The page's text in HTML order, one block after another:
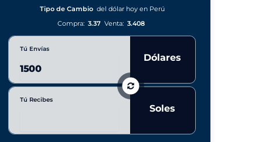
Tipo de Cambio del dólar hoy en Perú
Compra: 3.37 Venta: 3.408
Tú Envías
Dólares
Tú Recibes
Soles